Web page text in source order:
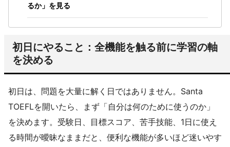
るか」を見る
初日にやること：全機能を触る前に学習の軸
を決める
初日は、問題を大量に解く日ではありません。Santa
TOEFLを開いたら、まず「自分は何のために使うのか」
を決めます。受験日、目標スコア、苦手技能、1日に使え
る時間が曖昧なままだと、便利な機能が多いほど迷いやす